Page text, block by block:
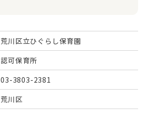
荒川区立ひぐらし保育園
認可保育所
03-3803-2381
荒川区